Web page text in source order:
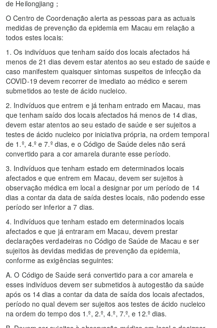
de Heilongjiang；
O Centro de Coordenação alerta as pessoas para as actuais
medidas de prevenção da epidemia em Macau em relação a
todos estes locais:
1. Os indivíduos que tenham saído dos locais afectados há
menos de 21 dias devem estar atentos ao seu estado de saúde e
caso manifestem quaisquer sintomas suspeitos de infecção da
COVID-19 devem recorrer de imediato ao médico e serem
submetidos ao teste de ácido nucleico.
2. Indivíduos que entrem e já tenham entrado em Macau, mas
que tenham saído dos locais afectados há menos de 14 dias,
devem estar atentos ao seu estado de saúde e ser sujeitos a
testes de ácido nucleico por iniciativa própria, na ordem temporal
de 1.º, 4.º e 7.º dias, e o Código de Saúde deles não será
convertido para a cor amarela durante esse período.
3. Indivíduos que tenham estado em determinados locais
afectados e que entrem em Macau, devem ser sujeitos à
observação médica em local a designar por um período de 14
dias a contar da data de saída destes locais, não podendo esse
período ser inferior a 7 dias.
4. Indivíduos que tenham estado em determinados locais
afectados e que já entraram em Macau, devem prestar
declarações verdadeiras no Código de Saúde de Macau e ser
sujeitos às devidas medidas de prevenção da epidemia,
conforme as exigências seguintes:
A. O Código de Saúde será convertido para a cor amarela e
esses indivíduos devem ser submetidos à autogestão da saúde
após os 14 dias a contar da data de saída dos locais afectados,
período no qual devem ser sujeitos aos testes de ácido nucleico
na ordem do tempo dos 1.º, 2.º, 4.º, 7.º, e 12.º dias.